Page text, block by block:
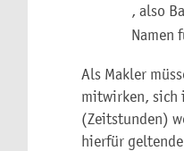
, also
Namen
Als Makler
mitwirken, sich
(Zeitstunden)
hierfür